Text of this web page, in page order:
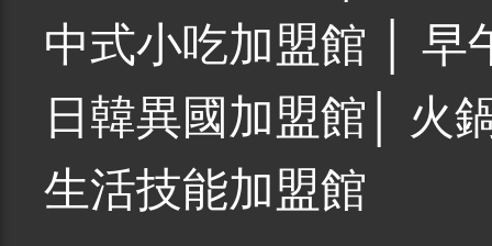
中式小吃加盟館
早
日韓異國加盟館
火
生活技能加盟館